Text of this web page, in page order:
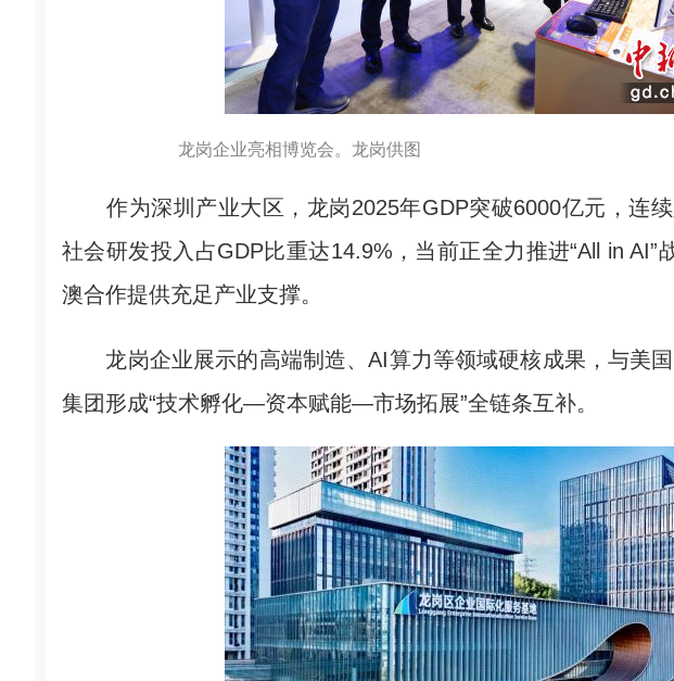
龙岗企业亮相博览会。龙岗供图
作为深圳产业大区，龙岗2025年GDP突破6000亿元，连续
社会研发投入占GDP比重达14.9%，当前正全力推进“All in AI”
澳合作提供充足产业支撑。
龙岗企业展示的高端制造、AI算力等领域硬核成果，与美国
集团形成“技术孵化—资本赋能—市场拓展”全链条互补。